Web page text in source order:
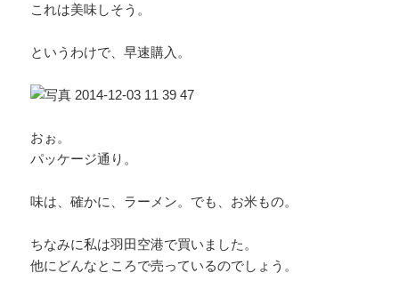
これは美味しそう。
というわけで、早速購入。
おぉ。
パッケージ通り。
味は、確かに、ラーメン。でも、お米もの。
ちなみに私は羽田空港で買いました。
他にどんなところで売っているのでしょう。